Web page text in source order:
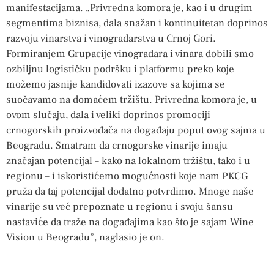
manifestacijama. „Privredna komora je, kao i u drugim
segmentima biznisa, dala snažan i kontinuitetan doprinos
razvoju vinarstva i vinogradarstva u Crnoj Gori.
Formiranjem Grupacije vinogradara i vinara dobili smo
ozbiljnu logističku podršku i platformu preko koje
možemo jasnije kandidovati izazove sa kojima se
suočavamo na domaćem tržištu. Privredna komora je, u
ovom slučaju, dala i veliki doprinos promociji
crnogorskih proizvođača na događaju poput ovog sajma u
Beogradu. Smatram da crnogorske vinarije imaju
značajan potencijal – kako na lokalnom tržištu, tako i u
regionu – i iskoristićemo mogućnosti koje nam PKCG
pruža da taj potencijal dodatno potvrdimo. Mnoge naše
vinarije su već prepoznate u regionu i svoju šansu
nastaviće da traže na događajima kao što je sajam Wine
Vision u Beogradu”, naglasio je on.